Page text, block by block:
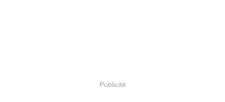
Publicité